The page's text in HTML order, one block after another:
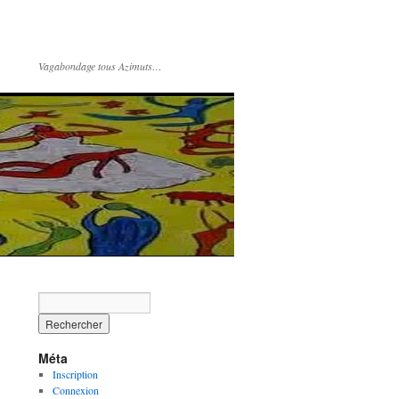
Vagabondage tous Azimuts…
Méta
Inscription
Connexion